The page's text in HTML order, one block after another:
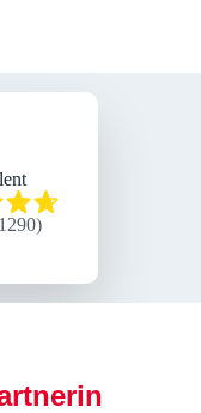
1290)